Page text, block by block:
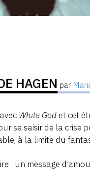
HAGEN par
White God et cet
se saisir de la crise
à la limite du
: un message